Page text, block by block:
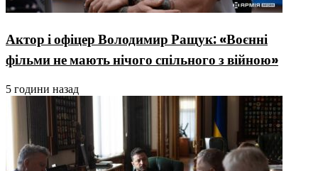
Актор і офіцер Володимир Ращук: «Воєнні
фільми не мають нічого спільного з війною»
5 години назад